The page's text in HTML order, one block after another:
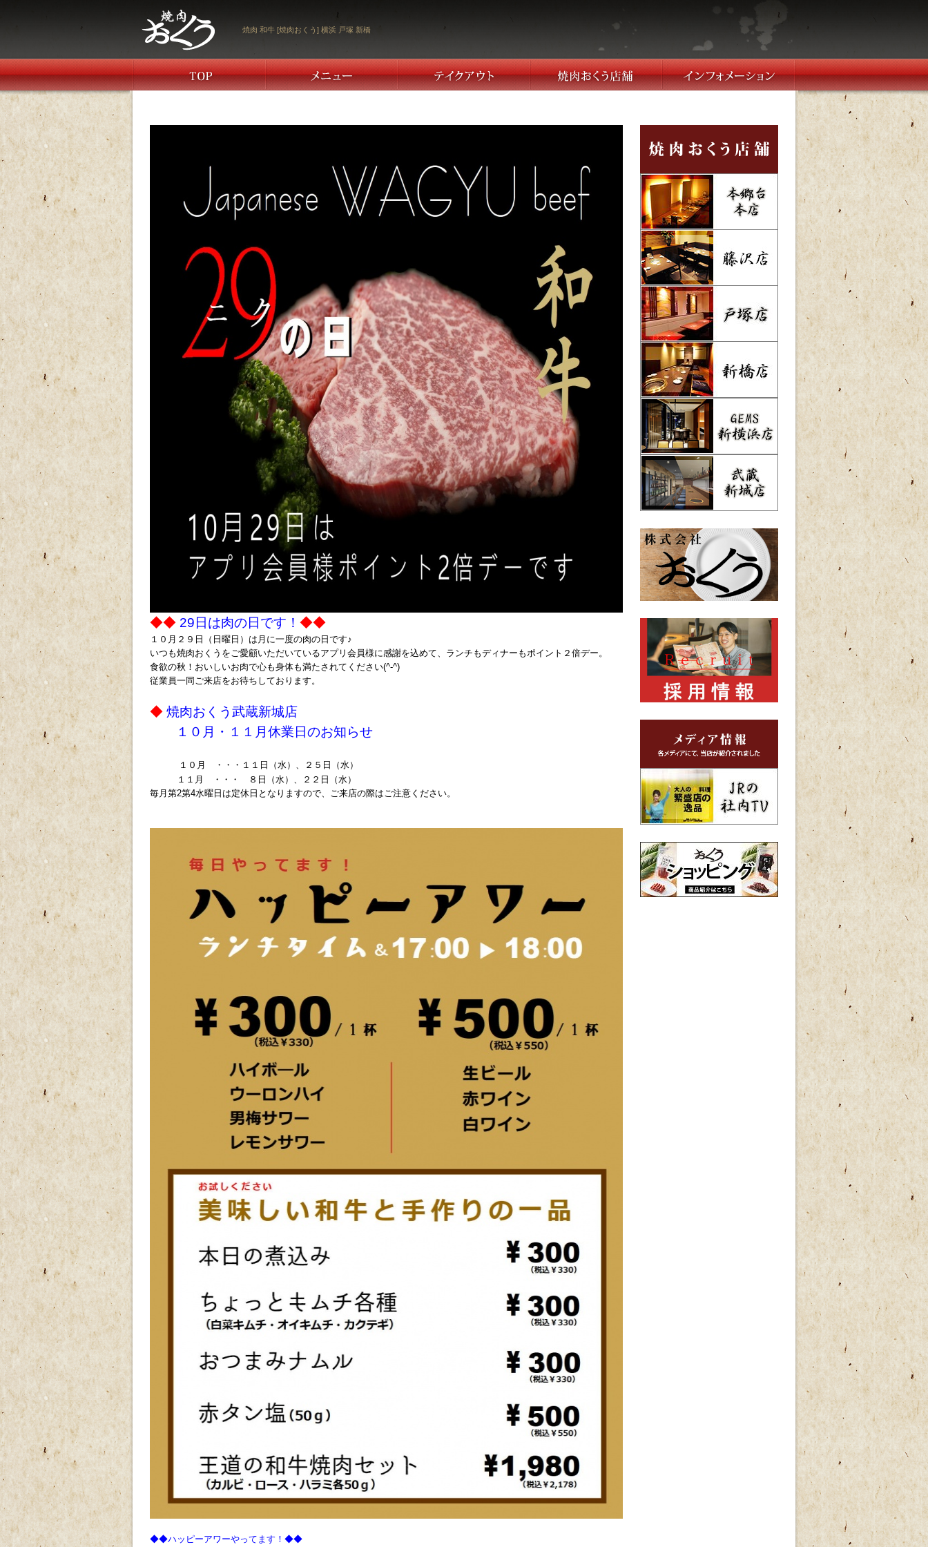
焼肉 和牛 [焼肉おくう] 横浜 戸塚 新橋
◆◆ 29日は肉の日です！ ◆◆
１０月２９日（日曜日）は月に一度の肉の日です♪
いつも焼肉おくうをご愛顧いただいているアプリ会員様に感謝を込めて、ランチもディナーもポイント２倍デー。
食欲の秋！おいしいお肉で心も身体も満たされてください(^-^)
従業員一同ご来店をお待ちしております。
◆ 焼肉おくう武蔵新城店
１０月・１１月休業日のお知らせ
１０月 ・・・１１日（水）、２５日（水）
１１ 月 ・・・ ８日（水）、２２日（水）
毎月第2第4水曜日は定休日となりますので、ご来店の際はご注意ください。
◆◆ハッピーアワーやってます！◆◆